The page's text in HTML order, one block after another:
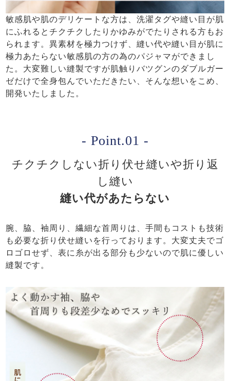
敏感肌や肌のデリケートな方は、洗濯タグや縫い目が肌
にふれるとチクチクしたりかゆみがでたりされる方もお
られます。異素材を極力つけず、縫い代や縫い目が肌に
極力あたらない敏感肌の方の為のパジャマができまし
た。大変難しい縫製ですが肌触りバツグンのダブルガー
ゼだけで全身包んでいただきたい、そんな想いをこめ、
開発いたしました。
- Point.01 -
チクチクしない折り伏せ縫いや折り返
し縫い
縫い代があたらない
腕、脇、袖周り、繊細な首周りは、手間もコストも技術
も必要な折り伏せ縫いを行っております。大変丈夫でゴ
ロゴロせず、表に糸が出る部分も少ないので肌に優しい
縫製です。